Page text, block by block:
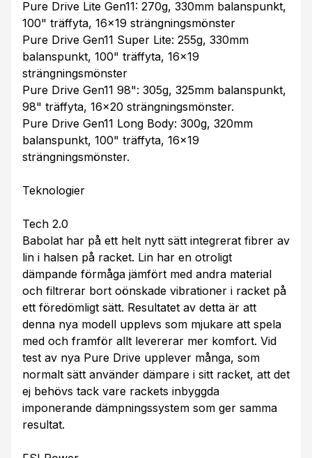
Pure Drive Lite Gen11: 270g, 330mm balanspunkt,
100" träffyta, 16x19 strängningsmönster
Pure Drive Gen11 Super Lite: 255g, 330mm
balanspunkt, 100" träffyta, 16x19
strängningsmönster
Pure Drive Gen11 98": 305g, 325mm balanspunkt,
98" träffyta, 16x20 strängningsmönster.
Pure Drive Gen11 Long Body: 300g, 320mm
balanspunkt, 100" träffyta, 16x19
strängningsmönster.
Teknologier
Tech 2.0
Babolat har på ett helt nytt sätt integrerat fibrer av
lin i halsen på racket. Lin har en otroligt
dämpande förmåga jämfört med andra material
och filtrerar bort oönskade vibrationer i racket på
ett föredömligt sätt. Resultatet av detta är att
denna nya modell upplevs som mjukare att spela
med och framför allt levererar mer komfort. Vid
test av nya Pure Drive upplever många, som
normalt sätt använder dämpare i sitt racket, att det
ej behövs tack vare rackets inbyggda
imponerande dämpningssystem som ger samma
resultat.